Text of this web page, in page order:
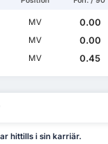
MV
0.00
MV
0.00
MV 0.45
hittills i sin karriär.